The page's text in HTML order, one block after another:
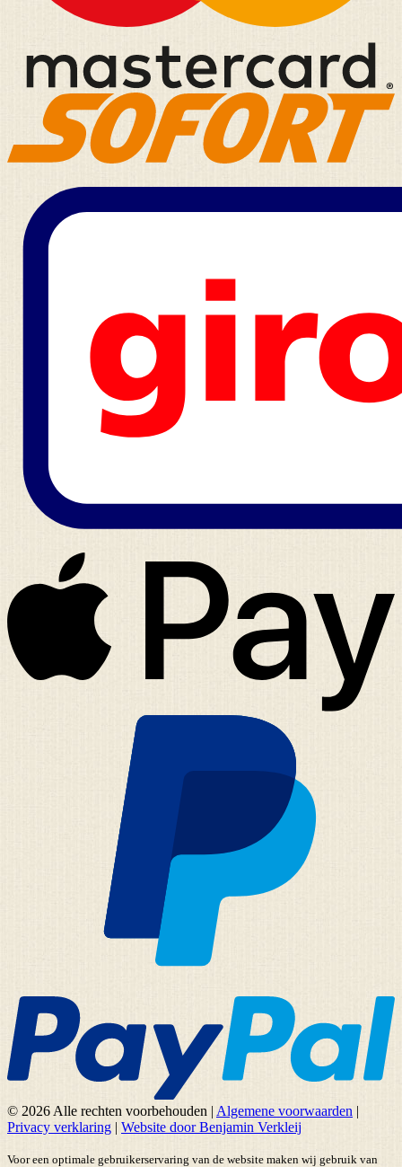
© 2026 Alle rechten voorbehouden | Algemene voorwaarden |
Privacy verklaring | Website door Benjamin Verkleij
Voor een optimale gebruikerservaring van de website maken wij gebruik van